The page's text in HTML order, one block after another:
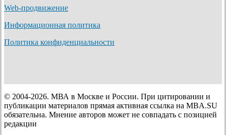
Web-продвижение
Информационная политика
Политика конфиденциальности
© 2004-2026. МВА в Москве и России. При цитировании и
публикации материалов прямая активная ссылка на MBA.SU
обязательна. Мнение авторов может не совпадать с позицией
редакции